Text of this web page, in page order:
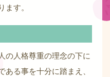
す。
の人格尊重の理念の下に
る事を十分に踏まえ、